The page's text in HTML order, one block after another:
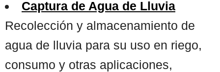
Captura de Agua de Lluvia
Recolección y almacenamiento de
agua de lluvia para su uso en riego,
consumo y otras aplicaciones,